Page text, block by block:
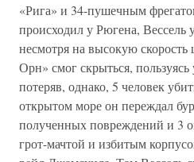
«Рига» и 34-пушечным
происходил у Рюгена, Вессель
несмотря на высокую скорость
Орн» смог скрыться,
потеряв, однако, 5 человек
открытом море он переждал
полученных повреждений и 3
грот-мачтой и избитым